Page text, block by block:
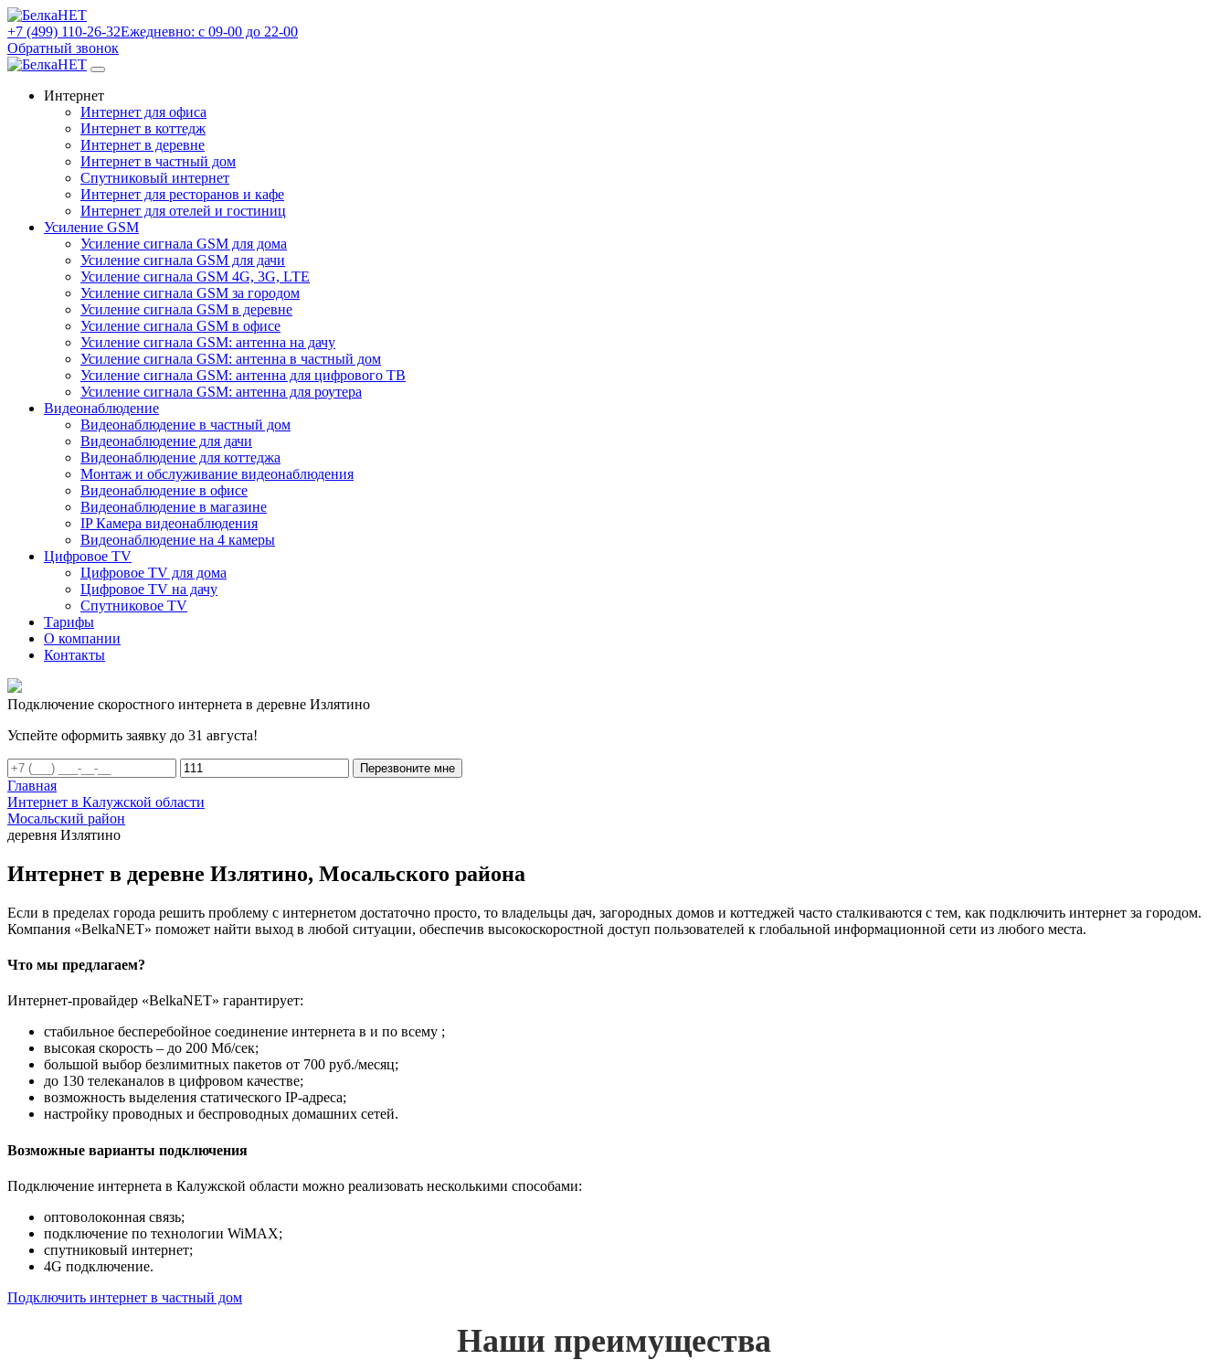
+7 (499) 110-26-32Ежедневно: с 09-00 до 22-00
Обратный звонок
Интернет
Интернет для офиса
Интернет в коттедж
Интернет в деревне
Интернет в частный дом
Спутниковый интернет
Интернет для ресторанов и кафе
Интернет для отелей и гостиниц
Усиление GSM
Усиление сигнала GSM для дома
Усиление сигнала GSM для дачи
Усиление сигнала GSM 4G, 3G, LTE
Усиление сигнала GSM за городом
Усиление сигнала GSM в деревне
Усиление сигнала GSM в офисе
Усиление сигнала GSM: антенна на дачу
Усиление сигнала GSM: антенна в частный дом
Усиление сигнала GSM: антенна для цифрового ТВ
Усиление сигнала GSM: антенна для роутера
Видеонаблюдение
Видеонаблюдение в частный дом
Видеонаблюдение для дачи
Видеонаблюдение для коттеджа
Монтаж и обслуживание видеонаблюдения
Видеонаблюдение в офисе
Видеонаблюдение в магазине
IP Камера видеонаблюдения
Видеонаблюдение на 4 камеры
Цифровое TV
Цифровое TV для дома
Цифровое TV на дачу
Спутниковое TV
Тарифы
О компании
Контакты
Подключение скоростного интернета в деревне Излятино
Успейте оформить заявку до 31 августа!
Перезвоните мне
Главная
Интернет в Калужской области
Мосальский район
деревня Излятино
Интернет в деревне Излятино, Мосальского района
Если в пределах города решить проблему с интернетом достаточно просто, то владельцы дач, загородных домов и коттеджей часто сталкиваются с тем, как подключить интернет за городом.
Компания «BelkaNET» поможет найти выход в любой ситуации, обеспечив высокоскоростной доступ пользователей к глобальной информационной сети из любого места.
Что мы предлагаем?
Интернет-провайдер «BelkaNET» гарантирует:
стабильное бесперебойное соединение интернета в и по всему ;
высокая скорость – до 200 Мб/сек;
большой выбор безлимитных пакетов от 700 руб./месяц;
до 130 телеканалов в цифровом качестве;
возможность выделения статического IP-адреса;
настройку проводных и беспроводных домашних сетей.
Возможные варианты подключения
Подключение интернета в Калужской области можно реализовать несколькими способами:
оптоволоконная связь;
подключение по технологии WiMAX;
спутниковый интернет;
4G подключение.
Подключить интернет в частный дом
Наши преимущества